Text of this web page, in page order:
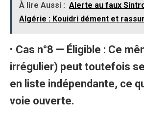
À lire Aussi : Alerte au faux
Algérie : Kouidri dément et
• Cas n°8 — Éligible : Ce
irrégulier) peut toutefois
en liste indépendante, ce
voie ouverte.